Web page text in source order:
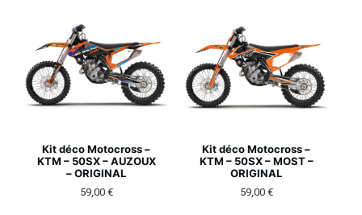
Kit déco Motocross –
KTM – 50SX – AUZOUX
– ORIGINAL
59,00 €
Kit déco Motocross –
KTM – 50SX – MOST –
ORIGINAL
59,00 €